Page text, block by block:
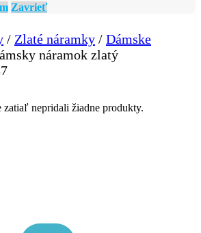
Zavrieť
/ Zlaté náramky / Dámske
náramok zlatý
zatiaľ nepridali žiadne produkty.